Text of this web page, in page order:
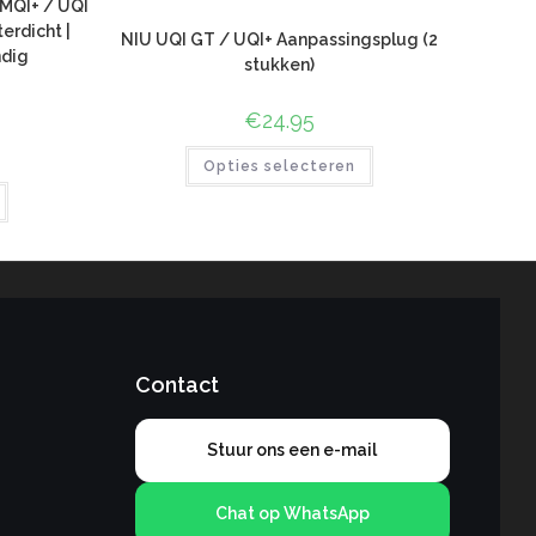
/ UQI
|
NIU UQI GT / UQI+ Aanpassingsplug (2
stukken)
€24.95
Opties selecteren
Contact
Stuur ons een e-mail
Chat op WhatsApp